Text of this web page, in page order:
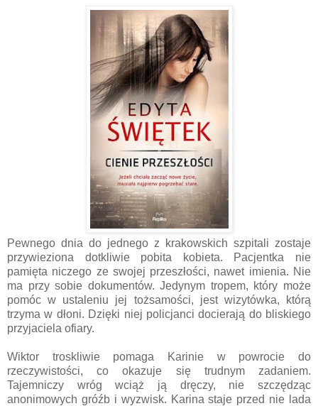
Pewnego dnia do jednego z krakowskich szpitali zostaje
przywieziona dotkliwie pobita kobieta. Pacjentka nie
pamięta niczego ze swojej przeszłości, nawet imienia. Nie
ma przy sobie dokumentów. Jedynym tropem, który może
pomóc w ustaleniu jej tożsamości, jest wizytówka, którą
trzyma w dłoni. Dzięki niej policjanci docierają do bliskiego
przyjaciela ofiary.
Wiktor troskliwie pomaga Karinie w powrocie do
rzeczywistości, co okazuje się trudnym zadaniem.
Tajemniczy wróg wciąż ją dręczy, nie szczędząc
anonimowych gróźb i wyzwisk. Karina staje przed nie lada